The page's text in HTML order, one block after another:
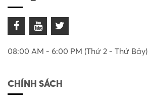
08:00 AM - 6:00 PM (Thứ 2 - Thứ Bảy)
CHÍNH SÁCH